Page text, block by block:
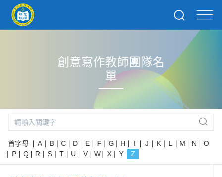
創意寫作教師團隊名
單
首字母 A B C D E F G H I J K L M N
O
P
Q R S T U V W X Y Z